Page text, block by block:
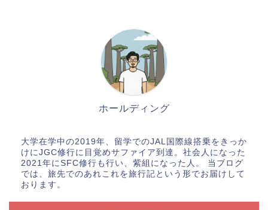
ホールディング
大学在学中の2019年、留学でのJAL国際線搭乗をきっか
けにJGC修行に目覚めサファイア到達。社会人になった
2021年にSFC修行も行い、紫組になった人。 当ブログ
では、旅先でのあれこれを旅行記という形でお届けして
おります。